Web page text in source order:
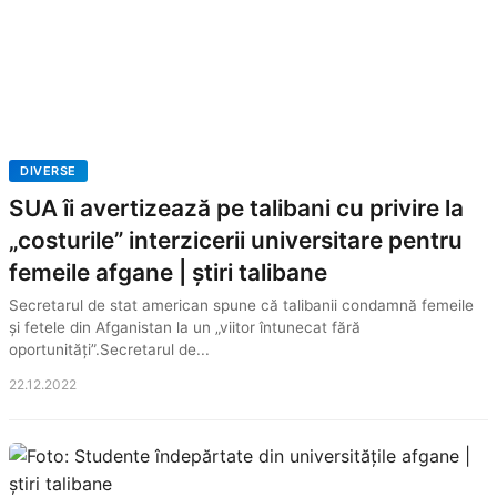
DIVERSE
SUA îi avertizează pe talibani cu privire la
„costurile” interzicerii universitare pentru
femeile afgane | știri talibane
Secretarul de stat american spune că talibanii condamnă femeile
și fetele din Afganistan la un „viitor întunecat fără
oportunități”.Secretarul de...
22.12.2022